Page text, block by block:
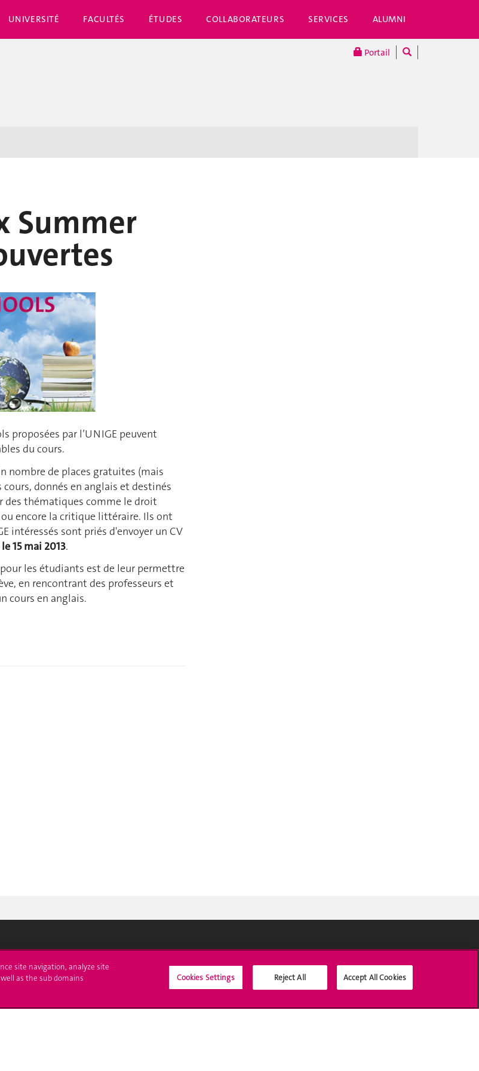
UNIVERSITÉ FACULTÉS ÉTUDES COLLABORATEURS SERVICES ALUMNI
Portail
Summer
proposées par l’UNIGE peuvent
du cours.
nombre de places gratuites (mais
donnés en anglais et destinés
thématiques comme le droit
encore la critique littéraire. Ils ont
intéressés sont priés d'envoyer un CV
15 mai 2013.
les étudiants est de leur permettre
en rencontrant des professeurs et
cours en anglais.
Médias
site navigation, analyze site
as the sub domains
Cookies Settings Reject All Accept All Cookies